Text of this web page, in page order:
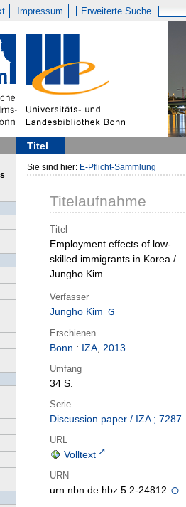
Impressum Erweiterte Suche
Titel
Sie sind hier: E-Pflicht-Sammlung
Titelaufnahme
Titel
Employment effects of low-
skilled immigrants in Korea /
Jungho Kim
Verfasser
Jungho Kim
Erschienen
Bonn : IZA, 2013
Umfang
34 S.
Serie
Discussion paper / IZA ; 7287
URL
Volltext
URN
urn:nbn:de:hbz:5:2-24812